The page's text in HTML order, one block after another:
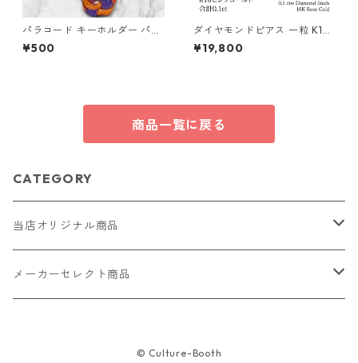
パラコード キーホルダー パー
プル オレンジ 編み込み s19
¥500
ダイヤモンドピアス 一粒 K18
ピンクゴールド 合計0.1ct ス
タッドピアス おしゃれ シンプ
¥19,800
商品一覧に戻る
CATEGORY
当店オリジナル商品
レザー（革）
メーカーセレクト商品
© Culture-Booth